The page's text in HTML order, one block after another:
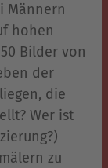
Männern
hohen
Bilder von
der
die
Wer ist
zu